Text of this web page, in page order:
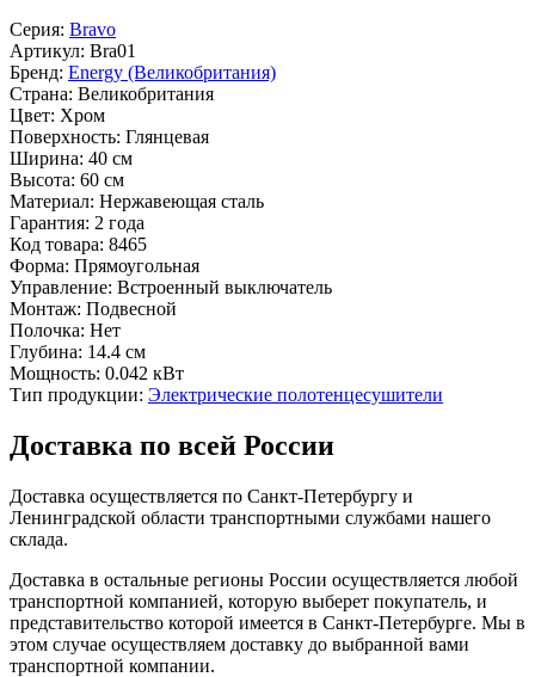
Серия: Bravo
Артикул: Bra01
Бренд: Energy (Великобритания)
Страна: Великобритания
Цвет: Хром
Поверхность: Глянцевая
Ширина: 40 см
Высота: 60 см
Материал: Нержавеющая сталь
Гарантия: 2 года
Код товара: 8465
Форма: Прямоугольная
Управление: Встроенный выключатель
Монтаж: Подвесной
Полочка: Нет
Глубина: 14.4 см
Мощность: 0.042 кВт
Тип продукции: Электрические полотенцесушители
Доставка по всей России
Доставка осуществляется по Санкт-Петербургу и
Ленинградской области транспортными службами нашего
склада.
Доставка в остальные регионы России осуществляется любой
транспортной компанией, которую выберет покупатель, и
представительство которой имеется в Санкт-Петербурге. Мы в
этом случае осуществляем доставку до выбранной вами
транспортной компании.